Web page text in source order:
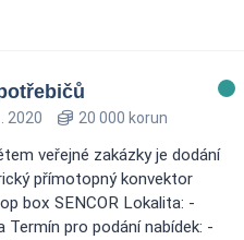
2020 20 000 korun
veřejné zakázky je dodání
přímotopný konvektor
box SENCOR Lokalita: -
pro podání nabídek: -